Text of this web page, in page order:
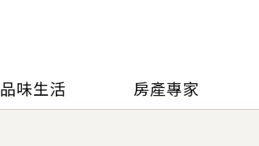
品味生活 房產專家